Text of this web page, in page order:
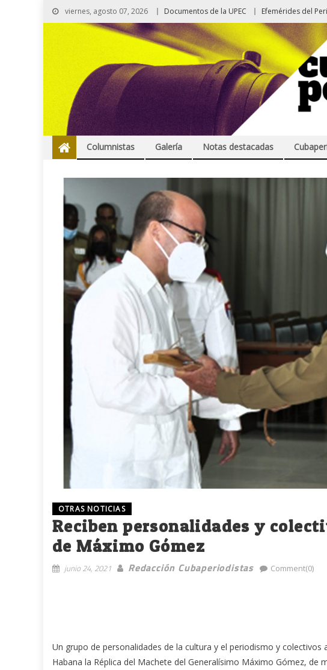
viernes, agosto 07, 2026 Documentos de la UPEC Efemérides del
Columnistas Galería Notas destacadas
OTRAS NOTICIAS
Reciben personalidades y
de Máximo Gómez
junio 24, 2021 Redacción Cubaperiodistas Comment(0)
Un grupo de personalidades de la cultura y el periodismo y
Habana la Réplica del Machete del Generalísimo Máximo Gómez, de